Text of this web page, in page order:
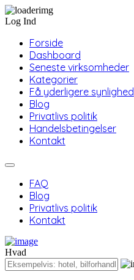
Log Ind
Forside
Dashboard
Seneste virksomheder
Kategorier
Få yderligere synlighed
Blog
Privatlivs politik
Handelsbetingelser
Kontakt
FAQ
Blog
Privatlivs politik
Kontakt
Hvad